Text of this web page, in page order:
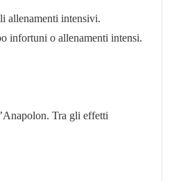
allenamenti intensivi.
infortuni o allenamenti intensi.
Tra gli effetti